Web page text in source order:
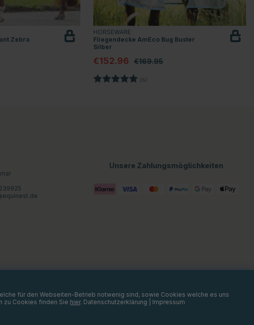
Zebra
HORSEWARE
Fliegendecke AmEco Bug Buster
Silber
€152.96 €169.95
Bewertung: (6)
Unsere Zahlungsmöglichkeiten
für den Webseiten-Betrieb notwenig sind, sowie Cookies welche es uns
zu Cookies finden Sie hier. Datenschutzerklärung Impressum